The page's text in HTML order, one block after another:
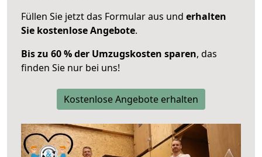
Füllen Sie jetzt das Formular aus und erhalten
Sie kostenlose Angebote.
Bis zu 60 % der Umzugskosten sparen, das
finden Sie nur bei uns!
Kostenlose Angebote erhalten